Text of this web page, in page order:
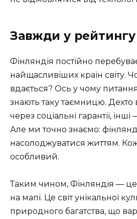
Завжди у
Фінляндія постійно
найщасливіших країн світу.
вдається? Ось у чому
знають таку таємницю.
через соціальні гарантії,
Але ми точно знаємо:
насолоджуватися життям.
особливий.
Таким чином, Фінляндія — це
на мапі. Це світ унікальної
природного багатства, що